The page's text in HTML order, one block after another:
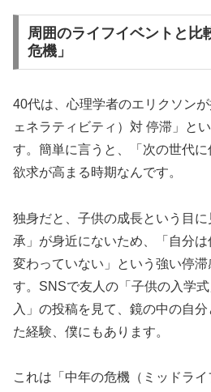
周囲のライフイベントと比
危機」
40代は、心理学者のエリクソン
ェネラティビティ）対 停滞」と
す。簡単に言うと、「次の世代
欲求が高まる時期なんです。
独身だと、子供の成長という目
承」が身近にないため、「自分
変わっていない」という強い停滞
す。SNSで友人の「子供の入学
入」の投稿を見て、鏡の中の自
た経験、僕にもあります。
これは「中年の危機（ミッドラ